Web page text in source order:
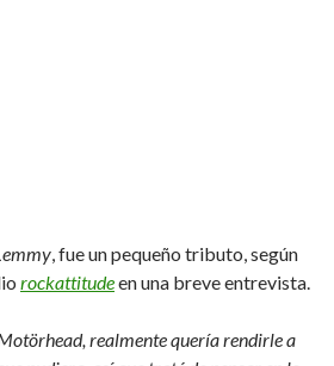
, fue un pequeño tributo, según
rockattitudeen una breve entrevista.
realmente quería rendirle a